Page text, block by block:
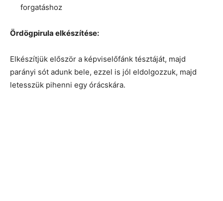
forgatáshoz
Ördögpirula elkészítése:
Elkészítjük először a képviselőfánk tésztáját, majd
parányi sót adunk bele, ezzel is jól eldolgozzuk, majd
letesszük pihenni egy órácskára.